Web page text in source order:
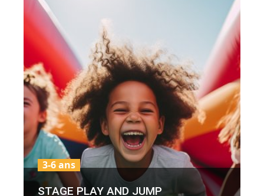
STAGE PLAY AND JUMP
3-6 ans